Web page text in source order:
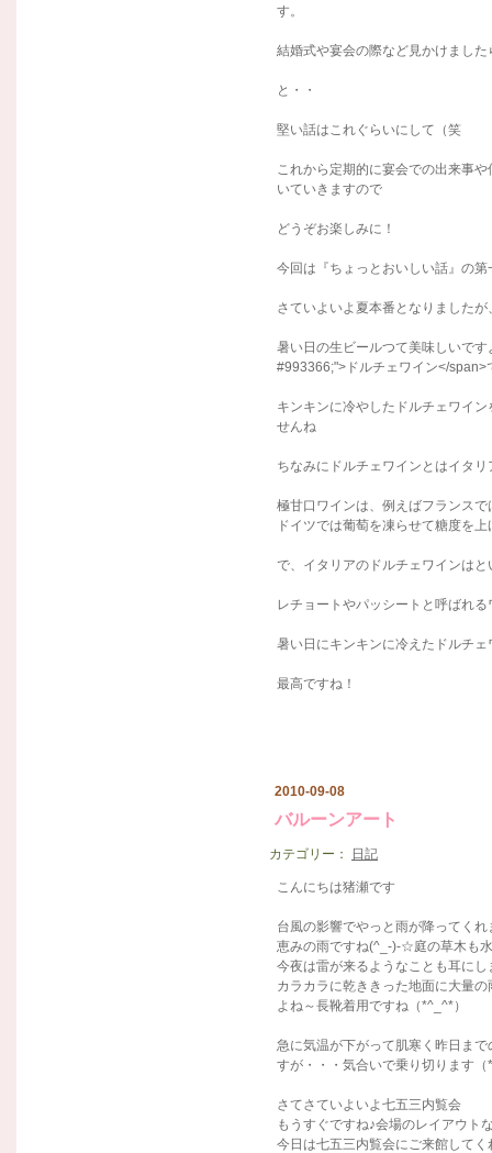
す。
結婚式や宴会の際など見かけまし
と・・
堅い話はこれぐらいにして（笑
これから定期的に宴会での出来事
いていきますので
どうぞお楽しみに！
今回は『ちょっとおいしい話』の
さていよいよ夏本番となりました
暑い日の生ビールつて美味しいで
#993366;">ドルチェワイン</span>
キンキンに冷やしたドルチェワイ
せんね
ちなみにドルチェワインとはイタ
極甘口ワインは、例えばフランス
ドイツでは葡萄を凍らせて糖度を
で、イタリアのドルチェワインは
レチョートやパッシートと呼ばれ
暑い日にキンキンに冷えたドルチ
最高ですね！
2010-09-08
バルーンアート
カテゴリー： 日記
こんにちは猪瀬です
台風の影響でやっと雨が降ってくれ
恵みの雨ですね(^_-)-☆庭の草木も
今夜は雷が来るようなことも耳に
カラカラに乾ききった地面に大量
よね～長靴着用ですね（*^_^*）
急に気温が下がって肌寒く昨日ま
すが・・・気合いで乗り切ります
さてさていよいよ七五三内覧会
もうすぐですね♪会場のレイアウト
今日は七五三内覧会にご来館して